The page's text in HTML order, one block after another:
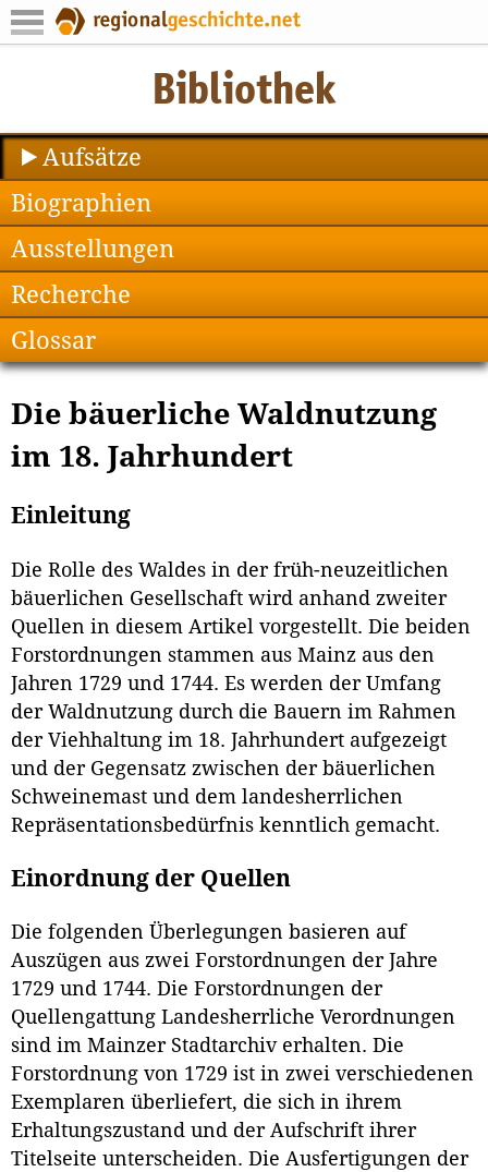
Aufsätze
Biographien
Ausstellungen
Recherche
Glossar
Die bäuerliche Waldnutzung
im 18. Jahrhundert
Einleitung
Die Rolle des Waldes in der früh-neuzeitlichen
bäuerlichen Gesellschaft wird anhand zweiter
Quellen in diesem Artikel vorgestellt. Die beiden
Forstordnungen stammen aus Mainz aus den
Jahren 1729 und 1744. Es werden der Umfang
der Waldnutzung durch die Bauern im Rahmen
der Viehhaltung im 18. Jahrhundert aufgezeigt
und der Gegensatz zwischen der bäuerlichen
Schweinemast und dem landesherrlichen
Repräsentationsbedürfnis kenntlich gemacht.
Einordnung der Quellen
Die folgenden Überlegungen basieren auf
Auszügen aus zwei Forstordnungen der Jahre
1729 und 1744. Die Forstordnungen der
Quellengattung Landesherrliche Verordnungen
sind im Mainzer Stadtarchiv erhalten. Die
Forstordnung von 1729 ist in zwei verschiedenen
Exemplaren überliefert, die sich in ihrem
Erhaltungszustand und der Aufschrift ihrer
Titelseite unterscheiden. Die Ausfertigungen der